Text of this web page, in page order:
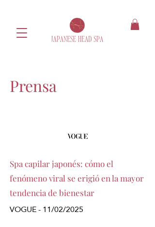
Prensa
Spa capilar japonés: cómo el
fenómeno viral se erigió en la mayor
tendencia de bienestar
VOGUE - 11/02/2025